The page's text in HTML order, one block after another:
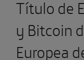
Título de
y Bitcoin
Europea